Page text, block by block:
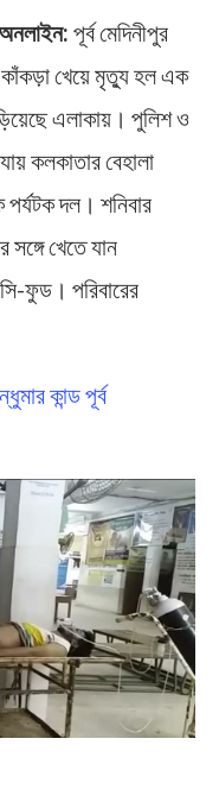
পূর্ব মেদিনীপুর
কাঁকড়া খেয়ে মৃত্যু হল এক
এলাকায়। পুলিশ ও
কলকাতার বেহালা
পর্যটক দল। শনিবার
সঙ্গে খেতে যান
ফুড। পরিবারের
কান্ড পূর্ব